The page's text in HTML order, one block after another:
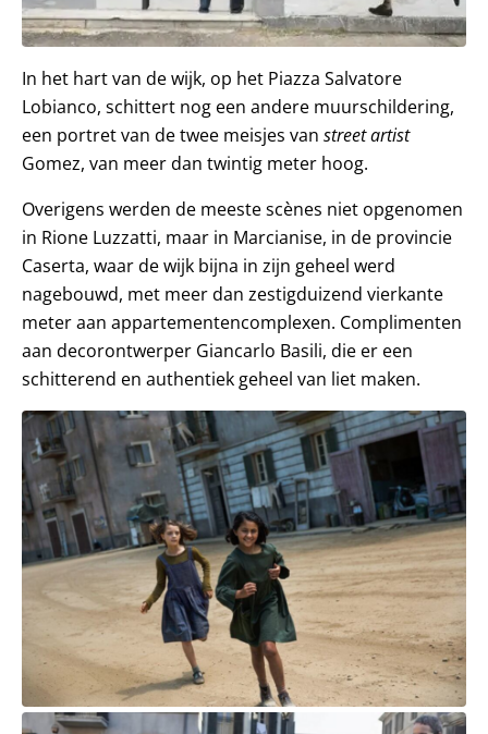
In het hart van de wijk, op het Piazza Salvatore
Lobianco, schittert nog een andere muurschildering,
een portret van de twee meisjes van street artist
Gomez, van meer dan twintig meter hoog.
Overigens werden de meeste scènes niet opgenomen
in Rione Luzzatti, maar in Marcianise, in de provincie
Caserta, waar de wijk bijna in zijn geheel werd
nagebouwd, met meer dan zestigduizend vierkante
meter aan appartementencomplexen. Complimenten
aan decorontwerper Giancarlo Basili, die er een
schitterend en authentiek geheel van liet maken.